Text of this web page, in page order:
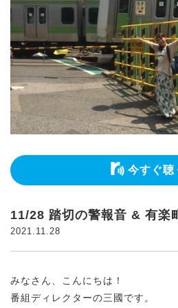
今すぐ聴
11/28 踏切の警報音 & 有楽
2021.11.28
みなさん、こんにちは！
番組ディレクターの三國です。